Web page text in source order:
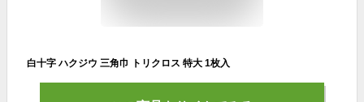
白十字 ハクジウ 三角巾 トリクロス 特大 1枚入